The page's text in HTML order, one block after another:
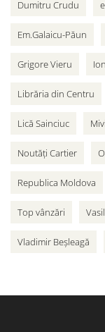
Dumitru Crudu
Em.Galaicu-Păun
Grigore Vieru
Librăria din Centru
Lică Sainciuc
Noutăți Cartier
Republica Moldova
Top vânzări
Vladimir Beșleagă